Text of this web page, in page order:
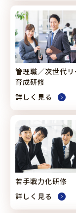
管理職／次世代リ
育成研修
詳しく見る
若手戦力化研修
詳しく見る